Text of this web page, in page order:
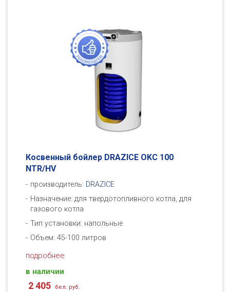
Косвенный бойлер DRAZICE OKC 100
NTR/HV
производитель: DRAZICE
Назначение: для твердотопливного котла, для
газового котла
Тип установки: напольные
Объем: 45-100 литров
подробнее
в наличии
2 405 бел. руб.